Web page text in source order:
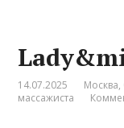
14.07.2025 Москва,
массажиста